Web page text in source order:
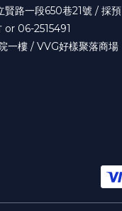
賢路一段650巷21號 / 採預
or 06-2515491
一樓 / VVG好樣聚落商場